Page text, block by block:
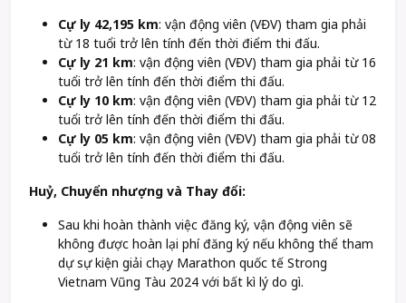
Cự ly 42,195 km: vận động viên (VĐV) tham gia phải
từ 18 tuổi trở lên tính đến thời điểm thi đấu.
Cự ly 21 km: vận động viên (VĐV) tham gia phải từ 16
tuổi trở lên tính đến thời điểm thi đấu.
Cự ly 10 km: vận động viên (VĐV) tham gia phải từ 12
tuổi trở lên tính đến thời điểm thi đấu.
Cự ly 05 km: vận động viên (VĐV) tham gia phải từ 08
tuổi trở lên tính đến thời điểm thi đấu.
Huỷ, Chuyển nhượng và Thay đổi:
Sau khi hoàn thành việc đăng ký, vận động viên sẽ
không được hoàn lại phí đăng ký nếu không thể tham
dự sự kiện giải chạy Marathon quốc tế Strong
Vietnam Vũng Tàu 2024 với bất kì lý do gì.